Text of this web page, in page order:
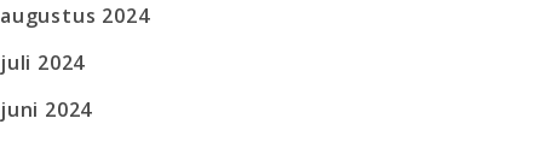
augustus 2024
juli 2024
juni 2024